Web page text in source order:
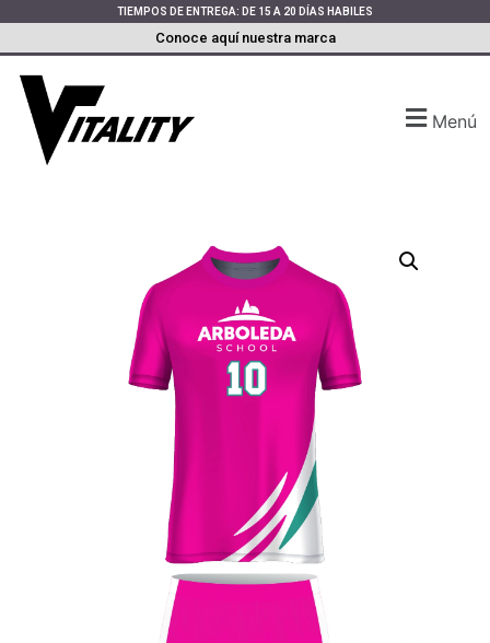
TIEMPOS DE ENTREGA: DE 15 A 20 DÍAS HABILES
Conoce aquí nuestra marca
Menú